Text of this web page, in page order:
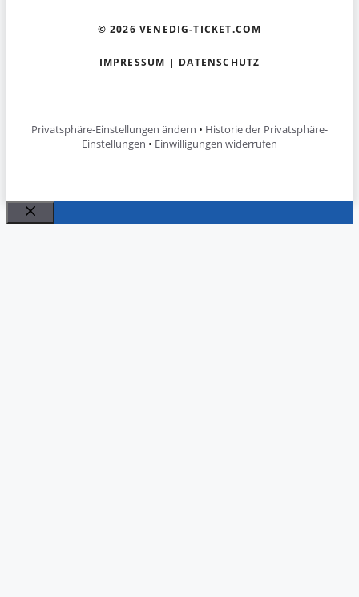
© 2026 VENEDIG-TICKET.COM
IMPRESSUM | DATENSCHUTZ
Privatsphäre-Einstellungen ändern • Historie der Privatsphäre-
Einstellungen • Einwilligungen widerrufen
Schließen